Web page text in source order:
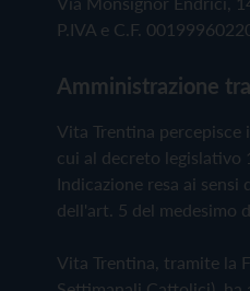
P.IVA e C.F.
Amministrazione
Vita Trentina
cui al decreto legislativo
Indicazione resa ai sensi
dell'art. 5 del medesimo
Vita Trentina, tramite la